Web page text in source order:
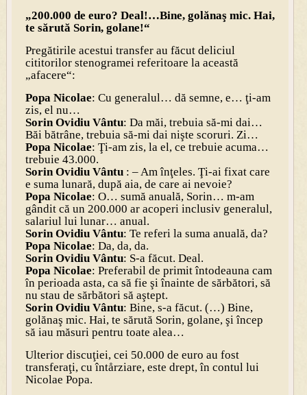
„200.000 de euro? Deal!…Bine, golănaş mic. Hai,
te sărută Sorin, golane!“
Pregătirile acestui transfer au făcut deliciul
cititorilor stenogramei referitoare la această
„afacere“:
Popa Nicolae: Cu generalul… dă semne, e… ţi-am
zis, el nu…
Sorin Ovidiu Vântu: Da măi, trebuia să-mi dai…
Băi bătrâne, trebuia să-mi dai nişte scoruri. Zi…
Popa Nicolae: Ţi-am zis, la el, ce trebuie acuma…
trebuie 43.000.
Sorin Ovidiu Vântu: – Am înţeles. Ţi-ai fixat care
e suma lunară, după aia, de care ai nevoie?
Popa Nicolae: O… sumă anuală, Sorin… m-am
gândit că un 200.000 ar acoperi inclusiv generalul,
salariul lui lunar… anual.
Sorin Ovidiu Vântu: Te referi la suma anuală, da?
Popa Nicolae: Da, da, da.
Sorin Ovidiu Vântu: S-a făcut. Deal.
Popa Nicolae: Preferabil de primit întodeauna cam
în perioada asta, ca să fie şi înainte de sărbători, să
nu stau de sărbători să aştept.
Sorin Ovidiu Vântu: Bine, s-a făcut. (…) Bine,
golănaş mic. Hai, te sărută Sorin, golane, şi încep
să iau măsuri pentru toate alea…
Ulterior discuţiei, cei 50.000 de euro au fost
transferaţi, cu întårziare, este drept, în contul lui
Nicolae Popa.